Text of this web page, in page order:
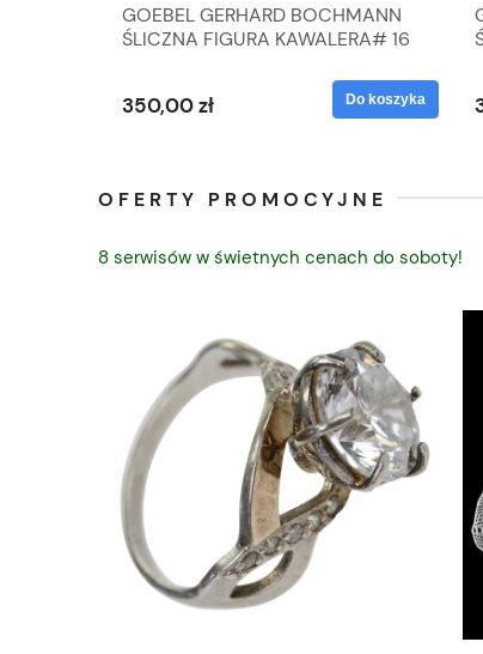
GOEBEL GERHARD BOCHMANN
ŚLICZNA FIGURA KAWALERA# 16
350,00 zł Do koszyka
OFERTY PROMOCYJNE
8 serwisów w świetnych cenach do soboty!